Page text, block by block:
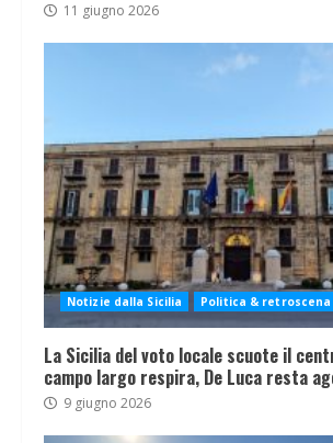
11 giugno 2026
Notizie dalla Sicilia Politica & retroscena
La Sicilia del voto locale scuote il
campo largo respira, De Luca resta
9 giugno 2026